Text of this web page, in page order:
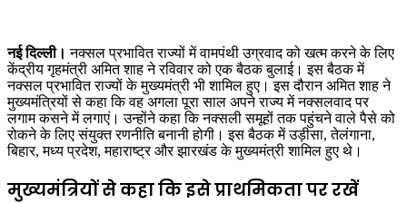
नई दिल्ली। नक्सल प्रभावित राज्यों में वामपंथी उग्रवाद को खत्म करने के लिए
केंद्रीय गृहमंत्री अमित शाह ने रविवार को एक बैठक बुलाई। इस बैठक में
नक्सल प्रभावित राज्यों के मुख्यमंत्री भी शामिल हुए। इस दौरान अमित शाह ने
मुख्यमंत्रियों से कहा कि वह अगला पूरा साल अपने राज्य में नक्सलवाद पर
लगाम कसने में लगाएं। उन्होंने कहा कि नक्सली समूहों तक पहुंचने वाले पैसे को
रोकने के लिए संयुक्त रणनीति बनानी होगी। इस बैठक में उड़ीसा, तेलंगाना,
बिहार, मध्य प्रदेश, महाराष्ट्र और झारखंड के मुख्यमंत्री शामिल हुए थे।
मुख्यमंत्रियों से कहा कि इसे प्राथमिकता पर रखें